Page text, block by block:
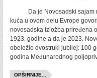
Da je Novosadski sajam
kuća u ovom delu Evrope
novosadska izložba priređena
1923. godine a da je 2023.
obeležio dvostruki jubilej: 100
godina Međunarodnog
OPŠIRNIJE...